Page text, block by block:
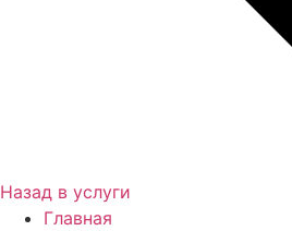
Назад в услуги
Главная